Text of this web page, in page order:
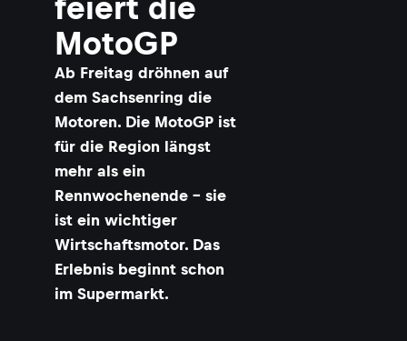
feiert die
MotoGP
Ab Freitag dröhnen auf
dem Sachsenring die
Motoren. Die MotoGP ist
für die Region längst
mehr als ein
Rennwochenende – sie
ist ein wichtiger
Wirtschaftsmotor. Das
Erlebnis beginnt schon
im Supermarkt.